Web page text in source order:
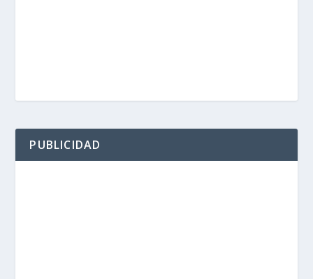
PUBLICIDAD